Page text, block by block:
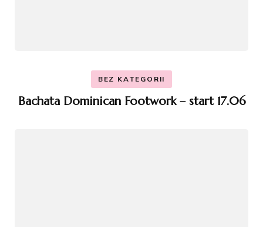
BEZ KATEGORII
Bachata Dominican Footwork – start 17.06